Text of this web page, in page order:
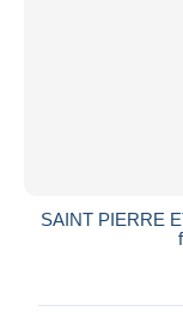
SAINT PIERRE